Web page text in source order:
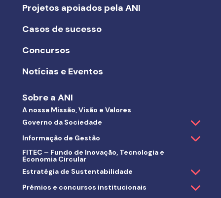
Projetos apoiados pela ANI
Casos de sucesso
Concursos
Notícias e Eventos
Sobre a ANI
A nossa Missão, Visão e Valores
Governo da Sociedade
Informação de Gestão
FITEC – Fundo de Inovação, Tecnologia e
Economia Circular
Estratégia de Sustentabilidade
Prémios e concursos institucionais